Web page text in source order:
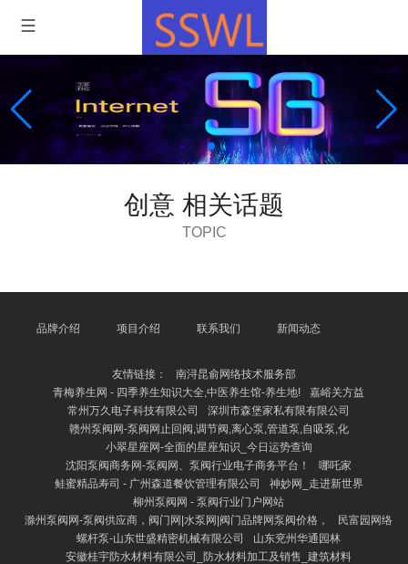
创意 相关话题
TOPIC
品牌介绍 项目介绍 联系我们 新闻动态
友情链接：
南浔昆俞网络技术服务部
青梅养生网 - 四季养生知识大全,中医养生馆-养生地!
嘉峪关方益
常州万久电子科技有限公司
深圳市森堡家私有限有限公司
赣州泵阀网-泵阀网止回阀,调节阀,离心泵,管道泵,自吸泵,化
小翠星座网-全面的星座知识_今日运势查询
沈阳泵阀商务网-泵阀网、泵阀行业电子商务平台！
哪吒家
鲑蜜精品寿司 - 广州森道餐饮管理有限公司
神妙网_走进新世界
柳州泵阀网 - 泵阀行业门户网站
滁州泵阀网-泵阀供应商，阀门网|水泵网|阀门品牌网泵阀价格，
民富园网络
螺杆泵-山东世盛精密机械有限公司
山东兖州华通园林
安徽桂宇防水材料有限公司_防水材料加工及销售_建筑材料